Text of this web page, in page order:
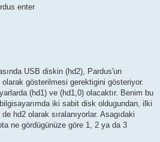
enter
USB diskin (hd2), Pardus'un
gösterilmesi gerektigini gösteriyor.
(hd1) ve (hd1,0) olacaktır. Benim bu
iki sabit disk oldugundan, ilki
hd2 olarak sıralanıyorlar. Asagıdaki
ne gördügünüze göre 1, 2 ya da 3